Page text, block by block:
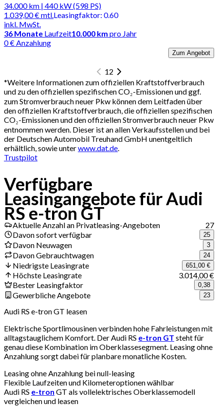
34.000 km | 440 kW (598 PS)
1.039,00 €mtl.
inkl. MwSt.
Leasingfaktor: 0.60
36 Monate Laufzeit10.000 km pro Jahr
0 € Anzahlung
Zum Angebot
12
*Weitere Informationen zum offiziellen Kraftstoffverbrauch
und zu den offiziellen spezifischen CO₂-Emissionen und ggf.
zum Stromverbrauch neuer Pkw können dem Leitfaden über
den offiziellen Kraftstoffverbrauch, die offiziellen spezifischen
CO₂-Emissionen und den offiziellen Stromverbrauch neuer Pkw
entnommen werden. Dieser ist an allen Verkaufsstellen und bei
der Deutschen Automobil Treuhand GmbH unentgeltlich
erhältlich, sowie unterwww.dat.de
Trustpilot
Verfügbare
Leasingangebote für Audi
RS e-tron GT
Aktuelle Anzahl an Privatleasing-Angeboten
27
Davon sofort verfügbar
25
Davon Neuwagen 3
Davon Gebrauchtwagen 24
Niedrigste Leasingrate 651,00 €
Höchste Leasingrate
3.014,00 €
Bester Leasingfaktor
0,38
Gewerbliche Angebote 23
Audi RS e-tron GT leasen
Elektrische Sportlimousinen verbinden hohe Fahrleistungen mit
alltagstauglichem Komfort. Der Audi RS e-tron GT steht für
genau diese Kombination im Oberklassesegment. Leasing ohne
Anzahlung sorgt dabei für planbare monatliche Kosten.
Leasing ohne Anzahlung bei null-leasing
Flexible Laufzeiten und Kilometeroptionen wählbar
Audi RS e-tron GT als vollelektrisches Oberklassemodell
vergleichen und leasen